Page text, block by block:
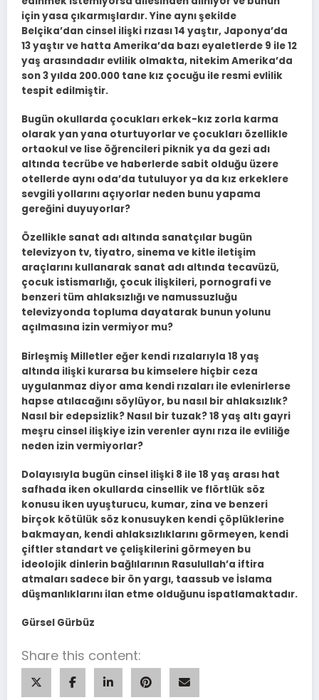
için yasa çıkarmışlardır. Yine aynı şekilde
Belçika’dan cinsel ilişki rızası 14 yaştır, Japonya’da
13 yaştır ve hatta Amerika’da bazı eyaletlerde 9 ile 12
yaş arasındadır evlilik olmakta, nitekim Amerika’da
son 3 yılda 200.000 tane kız çocuğu ile resmi evlilik
tespit edilmiştir.
Bugün okullarda çocukları erkek-kız zorla karma
olarak yan yana oturtuyorlar ve çocukları özellikle
ortaokul ve lise öğrencileri piknik ya da gezi adı
altında tecrübe ve haberlerde sabit olduğu üzere
otellerde aynı oda’da tutuluyor ya da kız erkeklere
sevgili yollarını açıyorlar neden bunu yapama
gereğini duyuyorlar?
Özellikle sanat adı altında sanatçılar bugün
televizyon tv, tiyatro, sinema ve kitle iletişim
araçlarını kullanarak sanat adı altında tecavüzü,
çocuk istismarlığı, çocuk ilişkileri, pornografi ve
benzeri tüm ahlaksızlığı ve namussuzluğu
televizyonda topluma dayatarak bunun yolunu
açılmasına izin vermiyor mu?
Birleşmiş Milletler eğer kendi rızalarıyla 18 yaş
altında ilişki kurarsa bu kimselere hiçbir ceza
uygulanmaz diyor ama kendi rızaları ile evlenirlerse
hapse atılacağını söylüyor, bu nasıl bir ahlaksızlık?
Nasıl bir edepsizlik? Nasıl bir tuzak? 18 yaş altı gayri
meşru cinsel ilişkiye izin verenler aynı rıza ile evliliğe
neden izin vermiyorlar?
Dolayısıyla bugün cinsel ilişki 8 ile 18 yaş arası hat
safhada iken okullarda cinsellik ve flörtlük söz
konusu iken uyuşturucu, kumar, zina ve benzeri
birçok kötülük söz konusuyken kendi çöplüklerine
bakmayan, kendi ahlaksızlıklarını görmeyen, kendi
çiftler standart ve çelişkilerini görmeyen bu
ideolojik dinlerin bağlılarının Rasulullah’a iftira
atmaları sadece bir ön yargı, taassub ve İslama
düşmanlıklarını ilan etme olduğunu ispatlamaktadır.
Gürsel Gürbüz
Share this content: